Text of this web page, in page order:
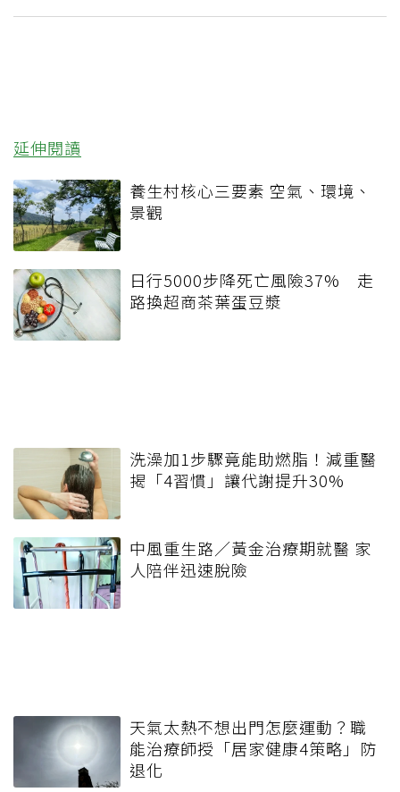
延伸閱讀
養生村核心三要素 空氣、環境、
景觀
日行5000步降死亡風險37% 走
路換超商茶葉蛋豆漿
洗澡加1步驟竟能助燃脂！減重醫
揭「4習慣」讓代謝提升30%
中風重生路／黃金治療期就醫 家
人陪伴迅速脫險
天氣太熱不想出門怎麼運動？職
能治療師授「居家健康4策略」防
退化